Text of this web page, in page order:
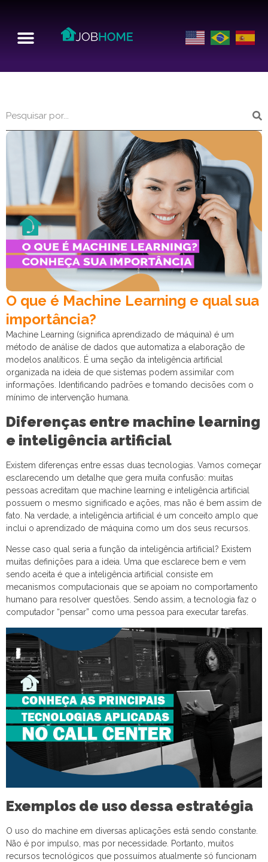
O que é Machine Learning e qual sua
importância?
Machine Learning (significa aprendizado de máquina) é um
método de análise de dados que automatiza a elaboração de
modelos analíticos. É uma seção da inteligência artificial
organizada na ideia de que sistemas podem assimilar com
informações. Identificando padrões e tomando decisões com o
mínimo de intervenção humana.
Diferenças entre machine learning
e inteligência artificial
Existem diferenças entre essas duas tecnologias. Vamos começar
esclarecendo um detalhe que gera muita confusão: muitas
pessoas acreditam que machine learning e inteligência artificial
possuem o mesmo significado e ações, mas não é bem assim de
fato. Na verdade, a inteligência artificial é um conceito amplo que
inclui o aprendizado de máquina como um dos seus recursos.
Nesse caso qual seria a função da inteligência artificial? Existem
muitas definições para a ideia. Uma que esclarece bem e vem
sendo aceita é que a inteligência artificial consiste em
mecanismos computacionais que se apoiam no comportamento
humano para resolver questões. Sendo assim, a tecnologia faz o
computador “pensar” como uma pessoa para executar tarefas.
Exemplos de uso dessa estratégia
O uso do machine em diversas aplicações está sendo constante.
Não é por impulso, mas por necessidade. Portanto, muitos
recursos tecnológicos que possuímos atualmente só funcionam